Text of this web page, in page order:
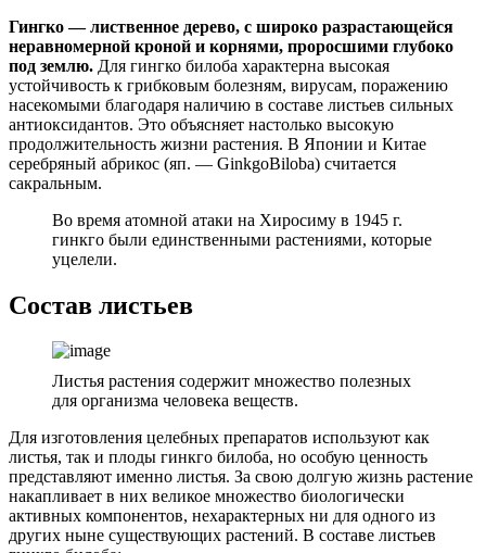
Гингко — лиственное дерево, с широко разрастающейся
неравномерной кроной и корнями, проросшими глубоко
под землю. Для гингко билоба характерна высокая
устойчивость к грибковым болезням, вирусам, поражению
насекомыми благодаря наличию в составе листьев сильных
антиоксидантов. Это объясняет настолько высокую
продолжительность жизни растения. В Японии и Китае
серебряный абрикос (яп. — GinkgoBiloba) считается
сакральным.
Во время атомной атаки на Хиросиму в 1945 г.
гинкго были единственными растениями, которые
уцелели.
Состав листьев
Листья растения содержит множество полезных
для организма человека веществ.
Для изготовления целебных препаратов используют как
листья, так и плоды гинкго билоба, но особую ценность
представляют именно листья. За свою долгую жизнь растение
накапливает в них великое множество биологически
активных компонентов, нехарактерных ни для одного из
других ныне существующих растений. В составе листьев